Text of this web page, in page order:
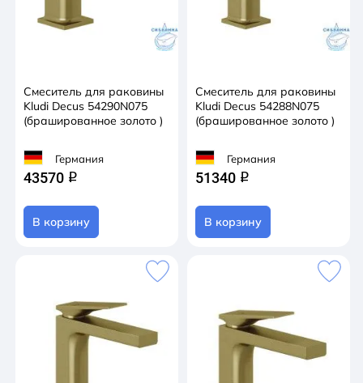
Смеситель для раковины
Kludi Decus 54290N075
(брашированное золото )
Германия
43570 q
В корзину
Смеситель для раковины
Kludi Decus 54288N075
(брашированное золото )
Германия
51340 q
В корзину